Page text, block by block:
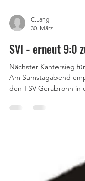
C.Lang
30. März
SVI - erneut 9:0
Nächster Kantersieg
– und setzte dabei ein
Ausrufezeichen. Am
Heimsieg auf dem